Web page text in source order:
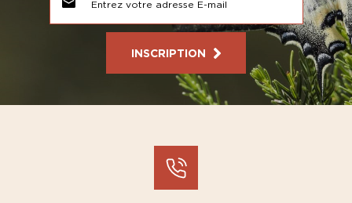
INSCRIPTION